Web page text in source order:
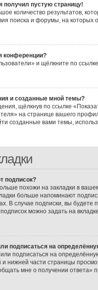
получил пустую страницу!
количество результатов,
поиска и форумы, на которых
конференции?
и щёлкните по
и созданные мной темы?
щёлкнув по ссылке
на странице вашего
созданные вами темы,
подписок?
похожи на закладки в
больше напоминают
В случае подписки, вы
можно задать на
подписаться на
подписаться на
и нижней части страницы
мне о получении